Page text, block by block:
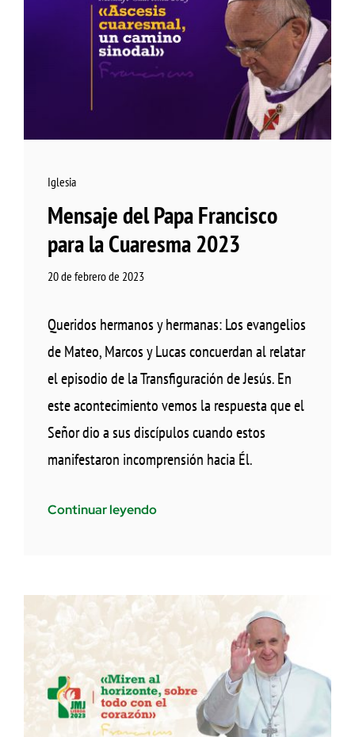
Iglesia
Mensaje del Papa Francisco
para la Cuaresma 2023
20 de febrero de 2023
Queridos hermanos y hermanas: Los evangelios
de Mateo, Marcos y Lucas concuerdan al relatar
el episodio de la Transfiguración de Jesús. En
este acontecimiento vemos la respuesta que el
Señor dio a sus discípulos cuando estos
manifestaron incomprensión hacia Él.
Continuar leyendo